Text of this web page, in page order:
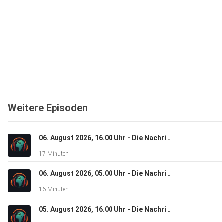
Weitere Episoden
06. August 2026, 16.00 Uhr - Die Nachrichten
17 Minuten
06. August 2026, 05.00 Uhr - Die Nachrichten
16 Minuten
05. August 2026, 16.00 Uhr - Die Nachrichten